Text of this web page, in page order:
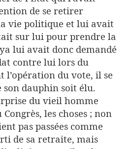
de se retirer
vie politique et lui avait
sur lui pour prendre la
lui avait donc demandé
contre lui lors du
l’opération du vote, il se
dauphin soit élu.
du vieil homme
les choses ; non
pas passées comme
de sa retraite, mais